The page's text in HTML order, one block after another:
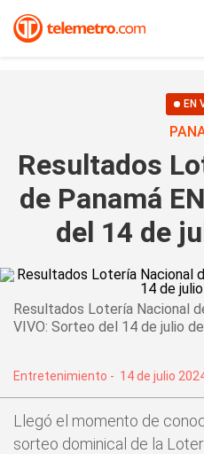
EN
Resultados
de Panamá
del 14 de
Resultados Lotería Nacional
VIVO: Sorteo del 14 de julio
Entretenimiento - 14 de julio
Llegó el momento de
sorteo dominical de la